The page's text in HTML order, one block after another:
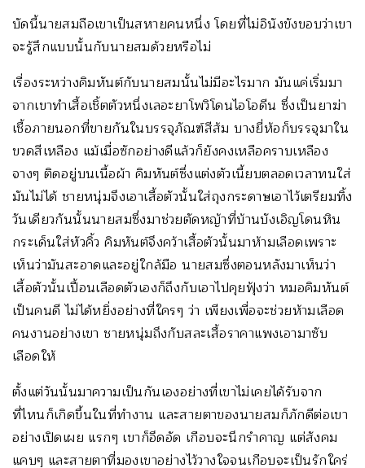
บัดนี้นายสมถือเขาเป็นสหายคนหนึ่ง โดยที่ไม่อินังขังขอบว่าเขา
จะรู้สึกแบบนั้นกับนายสมด้วยหรือไม่
เรื่องระหว่างคิมหันต์กับนายสมนั้นไม่มีอะไรมาก มันแค่เริ่มมา
จากเขาทำเสื้อเชิ้ตตัวหนึ่งเลอะยาโพวิโดนไอโอดีน ซึ่งเป็นยาฆ่า
เชื้อภายนอกที่ขายกันในบรรจุภัณฑ์สีส้ม บางยี่ห้อก็บรรจุมาใน
ขวดสีเหลือง แม้เมื่อซักอย่างดีแล้วก็ยังคงเหลือคราบเหลือง
จางๆ ติดอยู่บนเนื้อผ้า คิมหันต์ซึ่งแต่งตัวเนี้ยบตลอดเวลาทนใส่
มันไม่ได้ ชายหนุ่มจึงเอาเสื้อตัวนั้นใส่ถุงกระดาษเอาไว้เตรียมทิ้ง
วันเดียวกันนั้นนายสมซึ่งมาช่วยตัดหญ้าที่บ้านบังเอิญโดนหิน
กระเด็นใส่หัวคิ้ว คิมหันต์จึงคว้าเสื้อตัวนั้นมาห้ามเลือดเพราะ
เห็นว่ามันสะอาดและอยู่ใกล้มือ นายสมซึ่งตอนหลังมาเห็นว่า
เสื้อตัวนั้นเปื้อนเลือดตัวเองก็ถึงกับเอาไปคุยฟุ้งว่า หมอคิมหันต์
เป็นคนดี ไม่ได้หยิ่งอย่างที่ใครๆ ว่า เพียงเพื่อจะช่วยห้ามเลือด
คนงานอย่างเขา ชายหนุ่มถึงกับสละเสื้อราคาแพงเอามาซับ
เลือดให้
ตั้งแต่วันนั้นมาความเป็นกันเองอย่างที่เขาไม่เคยได้รับจาก
ที่ไหนก็เกิดขึ้นในที่ทำงาน และสายตาของนายสมก็ภักดีต่อเขา
อย่างเปิดเผย แรกๆ เขาก็อึดอัด เกือบจะนึกรำคาญ แต่สังคม
แคบๆ และสายตาที่มองเขาอย่างไว้วางใจจนเกือบจะเป็นรักใคร่